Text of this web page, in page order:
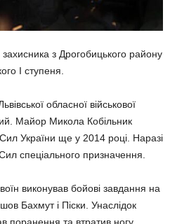
з Дрогобицького району
І ступеня.
обласної військової
Майор Микола Кобільник
України ще у 2014 році. Наразі
спеціального призначення.
виконував бойові завдання на
Бахмут і Піски. Унаслідок